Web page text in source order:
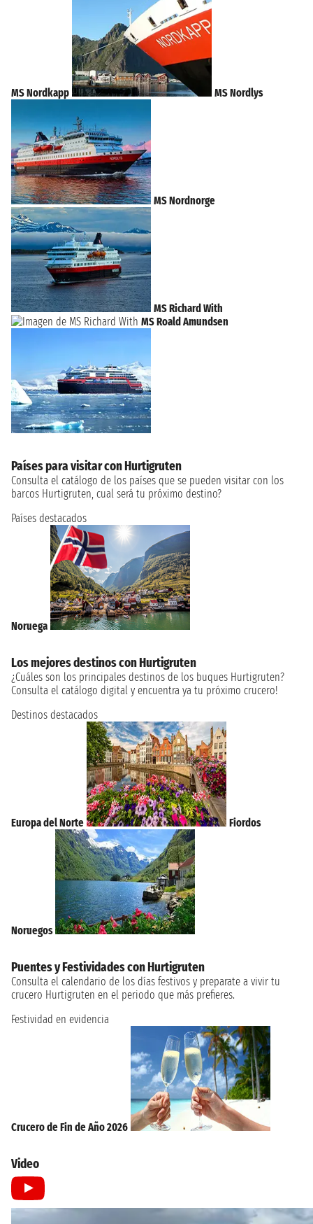
MS Nordkapp MS Nordlys
MS Nordnorge
MS Richard With
MS Roald Amundsen
Países para visitar con Hurtigruten
Consulta el catálogo de los países que se pueden visitar con los
barcos Hurtigruten, cual será tu próximo destino?
Países destacados
Noruega
Los mejores destinos con Hurtigruten
¿Cuáles son los principales destinos de los buques Hurtigruten?
Consulta el catálogo digital y encuentra ya tu próximo crucero!
Destinos destacados
Europa del Norte Fiordos
Noruegos
Puentes y Festividades con Hurtigruten
Consulta el calendario de los días festivos y preparate a vivir tu
crucero Hurtigruten en el periodo que más prefieres.
Festividad en evidencia
Crucero de Fin de Año 2026
Video